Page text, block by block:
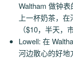
Waltham 做钟
上一杯奶茶，在
（$10，半天，
Lowell: 在
河边散心的好地